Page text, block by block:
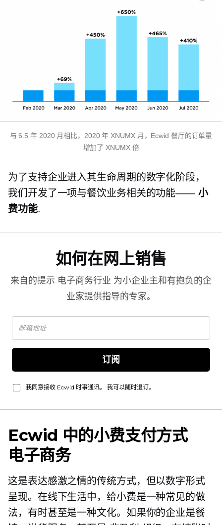
与 6.5 年 2020 月相比，2020 年 XNUMX 月，Ecwid 餐厅的订单量
增加了 XNUMX 倍
为了支持企业进入其生命周期的数字化阶段，
我们开发了一项与餐饮业务相关的功能—— 小
费功能.
如何在网上销售
来自的提示 电子商务行业 为小企业主和有抱负的企
业家提供指导的专家。
订阅
我同意接收 Ecwid 时事通讯。 我可以随时退订。
Ecwid 中的小费支付方式
电子商务
这是表达感激之情的传统方式，但以数字形式
呈现。在线下生活中，给小费是一种常见的做
法，有时甚至是一种文化。如果你的企业是餐